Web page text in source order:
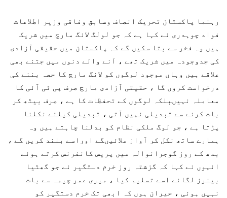
رہنما پاکستان تحریک انصاف وسابق وفاقی وزیر اطلاعات
فواد چوہدری نے کہا ہے کہ جو لولگ لانگ مارچ میں شریک
ہیں وہ فخر سے بتا سکیں گے کہ پاکستان میں حقیقی آزادی
کی جدوجودہ میں شریک تھے ، آنے والے دنوں میں جتنے بھی
علاقے ہیں وہاں موجود لوگوں کو لانگ مارچ کا حصہ بننے کی
درخواست کروں گا ، حقیقی آزادی مارچ صرف پی ٹی آئی کا
معاملہ نہیںبلکہ لوگوں کے تحفظات کا ہے ، صرف بیٹھ کر
بات کرنے سے تبدیلی نہیں آتی ، تبدیلی کیلئے نکلنا
پڑتا ہے ، جو لوگ ملکی نظام کو بدلنا چاہتے ہیں وہ
ہمارے ساتھ نکل کر آواز ملائیںگے اوراسے بلند کریں گے ،
بدھ کے روز گوجرانوالہ میں پریس کانفرنس کرتے ہوئے
انہوں نے کہا کہ گزشتہ روز خرم دستگیر نے جو گھٹیا
بینرز لگائے اسے تسلیم کیا ، میری عمر چیمہ سے بات
نہیں ہوئی ، حیران ہوں کہ ابھی تک خرم دستگیر کو